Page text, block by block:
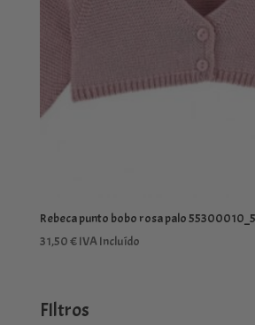
Rebeca punto bobo rosa palo
31,50€IVA Incluído
FIltros